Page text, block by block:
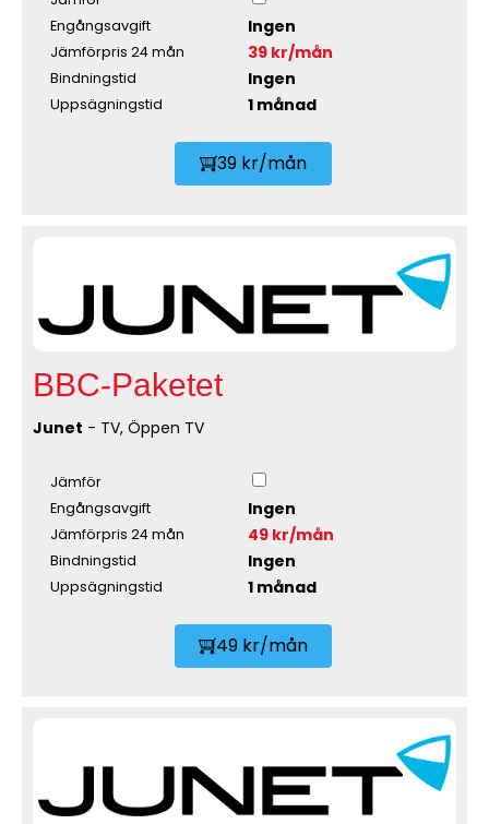
Engångsavgift
Ingen
Jämförpris 24 mån 39 kr/mån
Bindningstid Ingen
Uppsägningstid 1 månad
39 kr/mån
BBC-Paketet
Junet - TV, Öppen TV
Jämför
Engångsavgift
Ingen
Jämförpris 24 mån 49 kr/mån
Bindningstid Ingen
Uppsägningstid 1 månad
49 kr/mån